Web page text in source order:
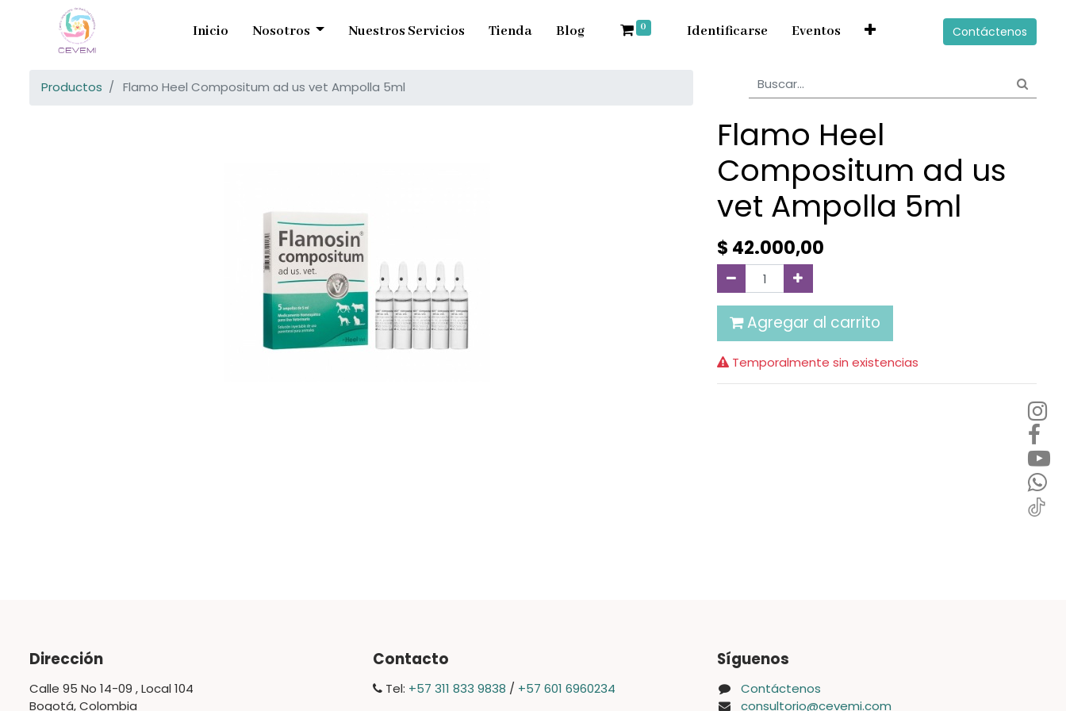
Inicio Nosotros Nuestros Servicios Tienda Blog 0 Identificarse Eventos Contáctenos
Productos Flamo Heel Compositum ad us vet Ampolla 5ml
Flamo Heel
Compositum ad us
vet Ampolla 5ml
$ 42.000,00
Agregar al carrito
Temporalmente sin existencias
Dirección
Calle 95 No 14-09 , Local 104
Bogotá, Colombia
Contacto
Tel: +57 311 833 9838 / +57 601 6960234
Síguenos
Contáctenos
consultorio@cevemi.com